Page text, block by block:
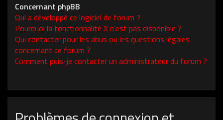
Concernant phpBB
Qui a développé ce logiciel de forum ?
Pourquoi la fonctionnalité X n’est pas disponible ?
Qui contacter pour les abus ou les questions légales
concernant ce forum ?
Comment puis-je contacter un administrateur du forum ?